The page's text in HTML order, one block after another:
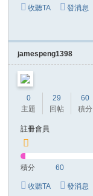
收聽TA 發消息
jamespeng1398
0
主題
29
回帖
60
積分
註冊會員
積分 60
收聽TA 發消息